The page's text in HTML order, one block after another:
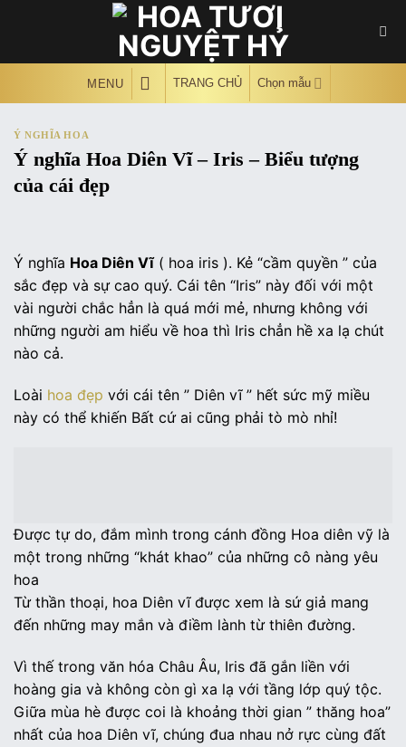
MENU TRANG CHỦ Chọn mẫu
Ý NGHĨA HOA
Ý nghĩa Hoa Diên Vĩ – Iris – Biểu tượng
của cái đẹp
Ý nghĩa Hoa Diên Vĩ( hoa iris ). Kẻ “cầm quyền ” của
sắc đẹp và sự cao quý. Cái tên “Iris” này đối với một
vài người chắc hẳn là quá mới mẻ, nhưng không với
những người am hiểu về hoa thì Iris chẳn hề xa lạ chút
nào cả.
Loài hoa đẹp với cái tên ” Diên vĩ ” hết sức mỹ miều
này có thể khiến Bất cứ ai cũng phải tò mò nhỉ!
Được tự do, đắm mình trong cánh đồng Hoa diên vỹ là
một trong những “khát khao” của những cô nàng yêu
hoa
Từ thần thoại, hoa Diên vĩ được xem là sứ giả mang
đến những may mắn và điềm lành từ thiên đường.
Vì thế trong văn hóa Châu Âu, Iris đã gắn liền với
hoàng gia và không còn gì xa lạ với tầng lớp quý tộc.
Giữa mùa hè được coi là khoảng thời gian ” thăng hoa”
nhất của hoa Diên vĩ, chúng đua nhau nở rực cùng đất